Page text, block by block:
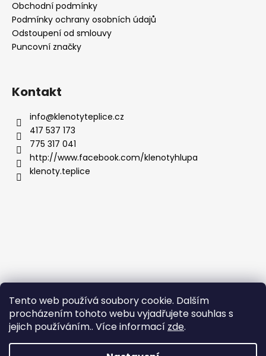
Tento web používá soubory cookie. Dalším
procházením tohoto webu vyjadřujete souhlas s
jejich používáním.. Více informací zde.
Obchodní podmínky
Podmínky ochrany osobních údajů
Odstoupení od smlouvy
Puncovní značky
Kontakt
info@klenotyteplice.cz
417 537 173
775 317 041
http://www.facebook.com/klenotyhlupa
klenoty.teplice